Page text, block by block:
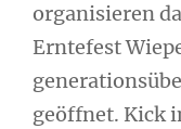
organisieren
Erntefest
geöffnet. Kick